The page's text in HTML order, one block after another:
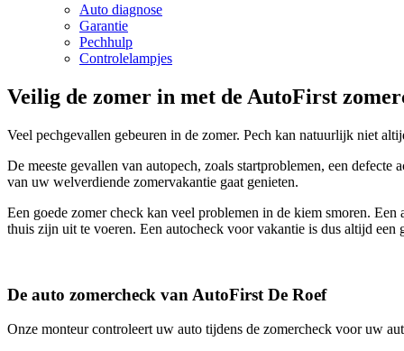
Auto diagnose
Garantie
Pechhulp
Controlelampjes
Veilig de zomer in met de AutoFirst
Veel pechgevallen gebeuren in de zomer. Pech kan natuurlijk niet
De meeste gevallen van autopech, zoals startproblemen, een
van uw welverdiende zomervakantie gaat genieten.
Een goede zomer check kan veel problemen in de kiem smoren.
thuis zijn uit te voeren. Een autocheck voor vakantie is dus altijd een
De auto zomercheck van AutoFirst De Roef
Onze monteur controleert uw auto tijdens de zomercheck voor uw